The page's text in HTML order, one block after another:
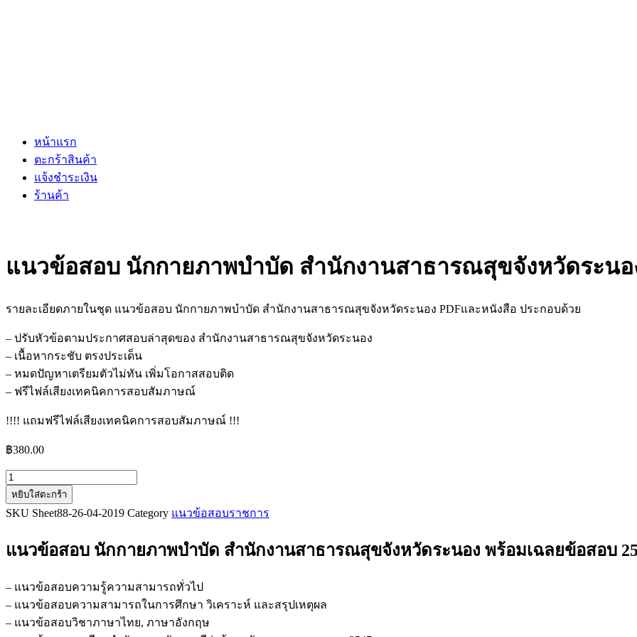
หน้าแรก
ตะกร้าสินค้า
แจ้งชำระเงิน
ร้านค้า
แนวข้อสอบ นักกายภาพบำบัด สำนักงานสาธารณสุขจังหวัดระนอ
รายละเอียดภายในชุด แนวข้อสอบ นักกายภาพบำบัด สำนักงานสาธารณสุขจังหวัดระนอง PDFและหนังสือ ประกอบด้วย
– ปรับหัวข้อตามประกาศสอบล่าสุดของ สำนักงานสาธารณสุขจังหวัดระนอง
– เนื้อหากระชับ ตรงประเด็น
– หมดปัญหาเตรียมตัวไม่ทัน เพิ่มโอกาสสอบติด
– ฟรีไฟล์เสียงเทคนิคการสอบสัมภาษณ์
!!!! แถมฟรีไฟล์เสียงเทคนิคการสอบสัมภาษณ์ !!!
฿380.00
จำนวน
แนว
ข้อสอบ
กายภาพบำบัด
สาธารณสุข
จังหวัด
ระนอง
หยิบใส่ตะกร้า
SKU Sheet88-26-04-2019 Category แนวข้อสอบราชการ
แนวข้อสอบ นักกายภาพบำบัด สำนักงานสาธารณสุขจังหวัดระนอง พร้อมเฉลยข้อสอบ
– แนวข้อสอบความรู้ความสามารถทั่วไป
– แนวข้อสอบความสามารถในการศึกษา วิเคราะห์ และสรุปเหตุผล
– แนวข้อสอบวิชาภาษาไทย, ภาษาอังกฤษ